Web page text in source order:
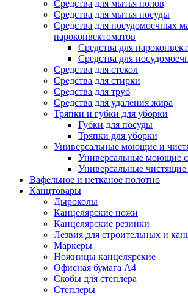
Средства для мытья полов
Средства для мытья посуды
Средства для посудомоечных
пароконвектоматов
Средства для
Средства для
Средства для стекол
Средства для стирки
Средства для труб
Средства для удаления жира
Тряпки и губки для уборки
Губки для посуды
Тряпки для уборки
Универсальные моющие и
Универсальные моющие
Универсальные чистящие
Вафельное и нетканое полотно
Канцтовары
Дыроколы
Канцелярские ножи
Канцелярские резинки
Лезвия для строительных и
Маркеры
Ножницы канцелярские
Офисная бумага А4
Скобы для степлера
Степлеры